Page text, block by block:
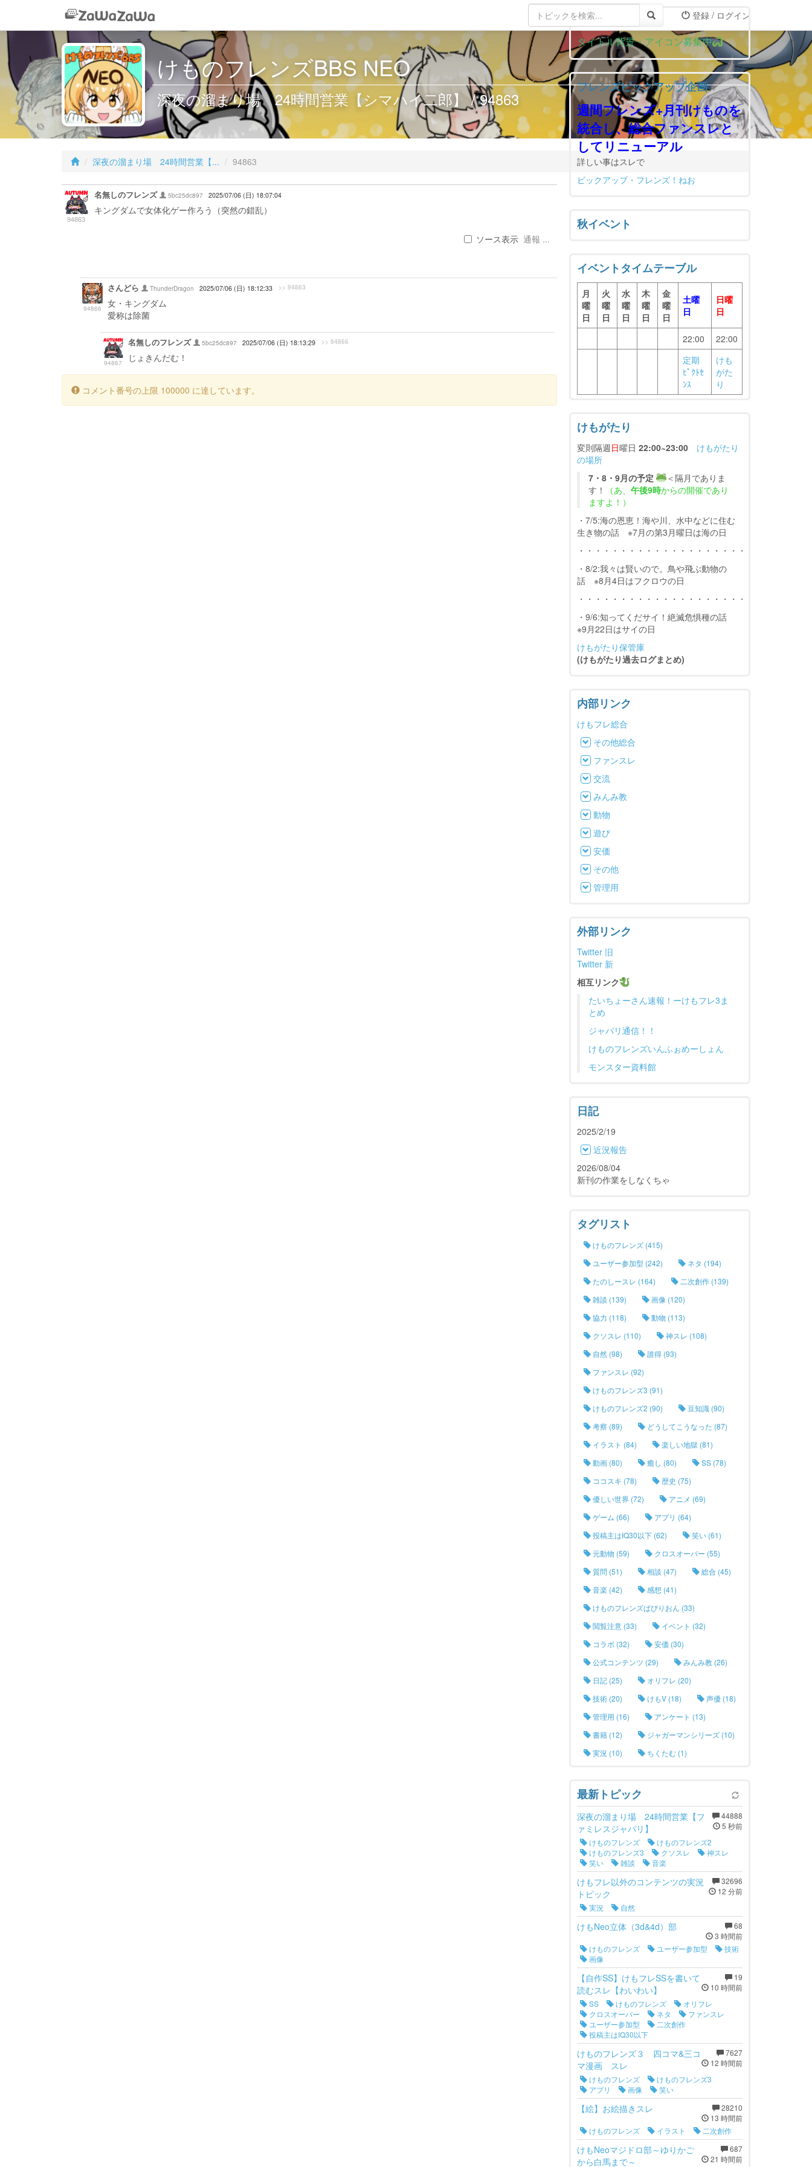
登録 / ログイン
けものフレンズBBS NEO
深夜の溜まり場 24時間営業【シマハイ二郎】 / 94863
深夜の溜まり場 24時間営業【... 94863
94863
名無しのフレンズ 5bc25dc897 2025/07/06 (日) 18:07:04
キングダムで女体化ゲー作ろう（突然の錯乱）
ソース表示 通報 ...
94866
さんどら ThunderDragon 2025/07/06 (日) 18:12:33 >> 94863
女・キングダム
愛称は除菌
94867
名無しのフレンズ 5bc25dc897 2025/07/06 (日) 18:13:29 >> 94866
じょきんだむ！
コメント番号の上限 100000 に達しています。
おしらせ
タイトル背景・アイコン募集中
フレンズピックアップ企画
週間フレンズ+月刊けものを
統合し、総合ファンスレと
してリニューアル
詳しい事はスレで
ピックアップ・フレンズ！ねお
秋イベント
イベントタイムテーブル
月
曜
日
火
曜
日
水
曜
日
木
曜
日
金
曜
日
土曜
日
日曜
日
22:00
22:00
定期
ﾋﾟｸﾄｾ
ﾝｽ
けも
がた
り
けもがたり
変則隔週 日曜日 22:00~23:00
けもがたり
の場所
7・8・9月の予定
＜隔月でありま
す！
（あ、 午後9時からの開催であり
ますよ！）
・7/5:海の恩恵！海や川、水中などに住む
生き物の話 ※7月の第3月曜日は海の日
・・・・・・・・・・・・・・・・・・・・・・・・・・・
・8/2:我々は賢いので。鳥や飛ぶ動物の
話 ※8月4日はフクロウの日
・・・・・・・・・・・・・・・・・・・・・・・・・・・
・9/6:知ってくだサイ！絶滅危惧種の話
※9月22日はサイの日
けもがたり保管庫
(けもがたり過去ログまとめ)
内部リンク
けもフレ総合
その他総合
ファンスレ
交流
みんみ教
動物
遊び
安価
その他
管理用
外部リンク
Twitter 旧
Twitter 新
相互リンク
たいちょーさん速報！ーけもフレ3ま
とめ
ジャパリ通信！！
けものフレンズいんふぉめーしょん
モンスター資料館
日記
2025/2/19
近況報告
2026/08/04
新刊の作業をしなくちゃ
タグリスト
けものフレンズ (415)
ユーザー参加型 (242)
ネタ (194)
たのしースレ (164)
二次創作 (139)
雑談 (139)
画像 (120)
協力 (118)
動物 (113)
クソスレ (110)
神スレ (108)
自然 (98)
誰得 (93)
ファンスレ (92)
けものフレンズ3 (91)
けものフレンズ2 (90)
豆知識 (90)
考察 (89)
どうしてこうなった (87)
イラスト (84)
楽しい地獄 (81)
動画 (80)
癒し (80)
SS (78)
ココスキ (78)
歴史 (75)
優しい世界 (72)
アニメ (69)
ゲーム (66)
アプリ (64)
投稿主はIQ30以下 (62)
笑い (61)
元動物 (59)
クロスオーバー (55)
質問 (51)
相談 (47)
総合 (45)
音楽 (42)
感想 (41)
けものフレンズぱびりおん (33)
閲覧注意 (33)
イベント (32)
コラボ (32)
安価 (30)
公式コンテンツ (29)
みんみ教 (26)
日記 (25)
オリフレ (20)
技術 (20)
けもV (18)
声優 (18)
管理用 (16)
アンケート (13)
書籍 (12)
ジャガーマンシリーズ (10)
実況 (10)
ちくたむ (1)
最新トピック
44888
5 秒前
深夜の溜まり場 24時間営業【フ
ァミレスジャパリ】
けものフレンズ
けものフレンズ2
けものフレンズ3
クソスレ
神スレ
笑い
雑談
音楽
32696
12 分前
けもフレ以外のコンテンツの実況
トピック
実況
自然
68
3 時間前
けもNeo立体（3d&4d）部
けものフレンズ ユーザー参加型
技術
画像
19
10 時間前
【自作SS】けもフレSSを書いて
読むスレ【わいわい】
SS けものフレンズ
オリフレ
クロスオーバー
ネタ
ファンスレ
ユーザー参加型
二次創作
投稿主はIQ30以下
7627
12 時間前
けものフレンズ３ 四コマ&三コ
マ漫画 スレ
けものフレンズ
けものフレンズ3
アプリ
画像
笑い
28210
13 時間前
【絵】お絵描きスレ
けものフレンズ イラスト
二次創作
687
21 時間前
けもNeoマジドロ部～ゆりかご
から白馬まで～